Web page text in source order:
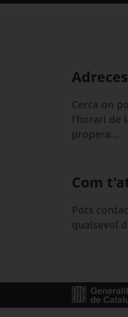
Cerca on
l’horari de
propera…
Com
Pots
qualsevol